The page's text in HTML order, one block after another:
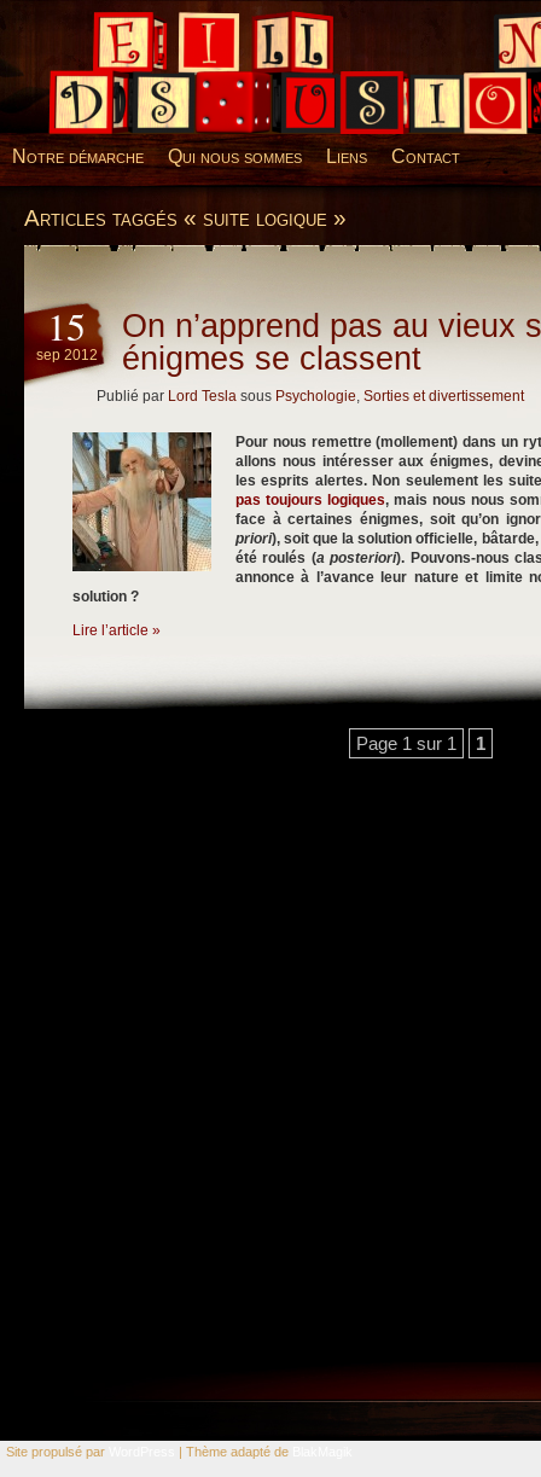
Desillusions
Notre démarche Qui nous sommes Liens Contact
Articles taggés « suite logique »
15
sep 2012
On n’apprend pas au vieux
énigmes se classent
Publié par Lord Tesla sous Psychologie, Sorties et divertissement
Pour nous remettre (mollement) dans un
allons nous intéresser aux énigmes,
les esprits alertes. Non seulement les
pas toujours logiques, mais nous nous
face à certaines énigmes, soit qu’on
priori), soit que la solution officielle,
été roulés (a posteriori). Pouvons-nous
annonce à l’avance leur nature et limite
solution ?
Lire l’article »
Page 1 sur 1 1
Site propulsé par | Thème adapté de